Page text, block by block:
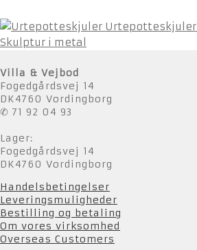
Urtepotteskjuler
Skulptur i metal
Villa & Vejbod
Fogedgårdsvej 14
DK4760 Vordingborg
✆ 71 92 04 93
Lager:
Fogedgårdsvej 14
DK4760 Vordingborg
Handelsbetingelser
Leveringsmuligheder
Bestilling og betaling
Om vores virksomhed
Overseas Customers